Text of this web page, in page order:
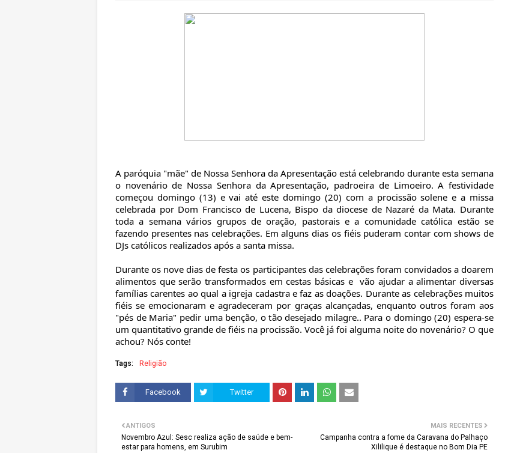
A paróquia "mãe" de Nossa Senhora da Apresentação está celebrando durante esta semana
o novenário de Nossa Senhora da Apresentação, padroeira de Limoeiro. A festividade
começou domingo (13) e vai até este domingo (20) com a procissão solene e a missa
celebrada por Dom Francisco de Lucena, Bispo da diocese de Nazaré da Mata. Durante
toda a semana vários grupos de oração, pastorais e a comunidade católica estão se
fazendo presentes nas celebrações. Em alguns dias os fiéis puderam contar com shows de
DJs católicos realizados após a santa missa.
Durante os nove dias de festa os participantes das celebrações foram convidados a doarem
alimentos que serão transformados em cestas básicas e vão ajudar a alimentar diversas
famílias carentes ao qual a igreja cadastra e faz as doações. Durante as celebrações muitos
fiéis se emocionaram e agradeceram por graças alcançadas, enquanto outros foram aos
"pés de Maria" pedir uma benção, o tão desejado milagre.. Para o domingo (20) espera-se
um quantitativo grande de fiéis na procissão. Você já foi alguma noite do novenário? O que
achou? Nós conte!
Tags: Religião
Facebook Twitter
MAIS RECENTES
Campanha contra a fome da Caravana do Palhaço
Xililique é destaque no Bom Dia PE
ANTIGOS
Novembro Azul: Sesc realiza ação de saúde e bem-
estar para homens, em Surubim